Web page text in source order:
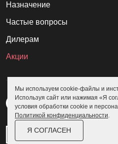
Назначение
Частые вопросы
Дилерам
Акции
Мы используем cookie-файлы и
Используя сайт или нажимая «Я
условия обработки cookie и
Политикой конфиденциальности.
Я СОГЛАСЕН